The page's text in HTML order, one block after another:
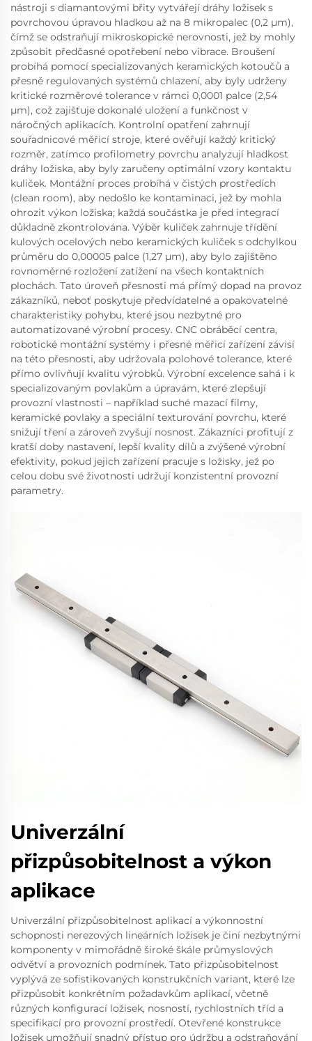
nástroji s diamantovými břity vytvářejí dráhy ložisek s
povrchovou úpravou hladkou až na 8 mikropalec (0,2 µm),
čímž se odstraňují mikroskopické nerovnosti, jež by mohly
způsobit předčasné opotřebení nebo vibrace. Broušení
probíhá pomocí specializovaných keramických kotoučů a
přesně regulovaných systémů chlazení, aby byly udrženy
kritické rozměrové tolerance v rámci 0,0001 palce (2,54
µm), což zajišťuje dokonalé uložení a funkčnost v
náročných aplikacích. Kontrolní opatření zahrnují
souřadnicové měřicí stroje, které ověřují každý kritický
rozměr, zatímco profilometry povrchu analyzují hladkost
dráhy ložiska, aby byly zaručeny optimální vzory kontaktu
kuliček. Montážní proces probíhá v čistých prostředích
(clean room), aby nedošlo ke kontaminaci, jež by mohla
ohrozit výkon ložiska; každá součástka je před integrací
důkladně zkontrolována. Výběr kuliček zahrnuje třídění
kulových ocelových nebo keramických kuliček s odchylkou
průměru do 0,00005 palce (1,27 µm), aby bylo zajištěno
rovnoměrné rozložení zatížení na všech kontaktních
plochách. Tato úroveň přesnosti má přímý dopad na provoz
zákazníků, neboť poskytuje předvídatelné a opakovatelné
charakteristiky pohybu, které jsou nezbytné pro
automatizované výrobní procesy. CNC obráběcí centra,
robotické montážní systémy i přesné měřicí zařízení závisí
na této přesnosti, aby udržovala polohové tolerance, které
přímo ovlivňují kvalitu výrobků. Výrobní excelence sahá i k
specializovaným povlakům a úpravám, které zlepšují
provozní vlastnosti – například suché mazací filmy,
keramické povlaky a speciální texturování povrchu, které
snižují tření a zároveň zvyšují nosnost. Zákazníci profitují z
kratší doby nastavení, lepší kvality dílů a zvýšené výrobní
efektivity, pokud jejich zařízení pracuje s ložisky, jež po
celou dobu své životnosti udržují konzistentní provozní
parametry.
Univerzální
přizpůsobitelnost a výkon
aplikace
Univerzální přizpůsobitelnost aplikací a výkonnostní
schopnosti nerezových lineárních ložisek je činí nezbytnými
komponenty v mimořádně široké škále průmyslových
odvětví a provozních podmínek. Tato přizpůsobitelnost
vyplývá ze sofistikovaných konstrukčních variant, které lze
přizpůsobit konkrétním požadavkům aplikací, včetně
různých konfigurací ložisek, nosností, rychlostních tříd a
specifikací pro provozní prostředí. Otevřené konstrukce
ložisek umožňují snadný přístup pro údržbu a odstraňování